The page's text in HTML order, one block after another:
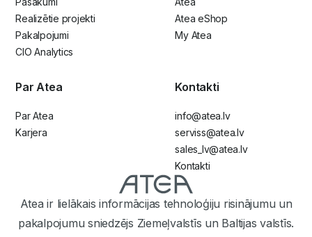
Atea ir lielākais informācijas tehnoloģiju risinājumu un
pakalpojumu sniedzējs Ziemeļvalstīs un Baltijas valstīs.
Realizētie projekti
Pakalpojumi
CIO Analytics
Atea eShop
My Atea
Par Atea
Par Atea
Karjera
Kontakti
info@atea.lv
serviss@atea.lv
sales_lv@atea.lv
Kontakti